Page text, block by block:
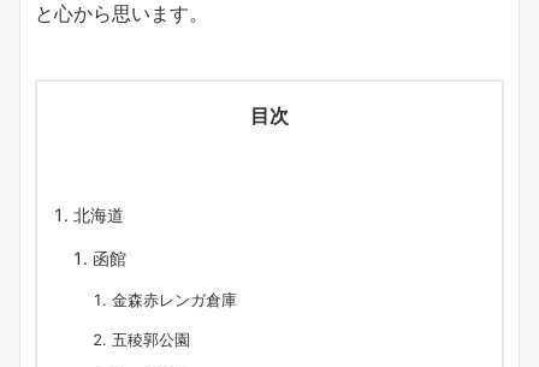
と心から思います。
目次
北海道
函館
金森赤レンガ倉庫
五稜郭公園